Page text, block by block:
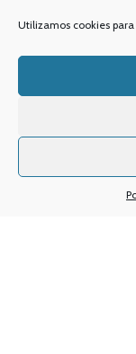
Utilizamos cookies
Dónde estamos
Quiénes somos